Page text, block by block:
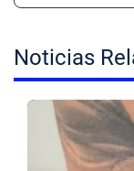
Noticias